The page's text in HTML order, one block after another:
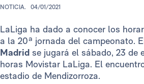
NOTICIA. 04/01/2021
LaLiga ha dado a conocer los
a la 20ª jornada del campeonato.
Madrid se jugará el sábado, 23 de
horas Movistar LaLiga. El
estadio de Mendizorroza.